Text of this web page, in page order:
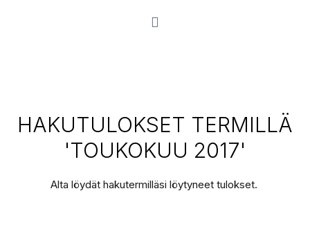
HAKUTULOKSET TERMILLÄ
'TOUKOKUU 2017'
Alta löydät hakutermilläsi löytyneet tulokset.